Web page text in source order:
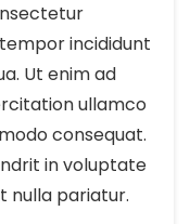
incididunt
Ut enim ad
ullamco
consequat.
in voluptate
nulla pariatur.